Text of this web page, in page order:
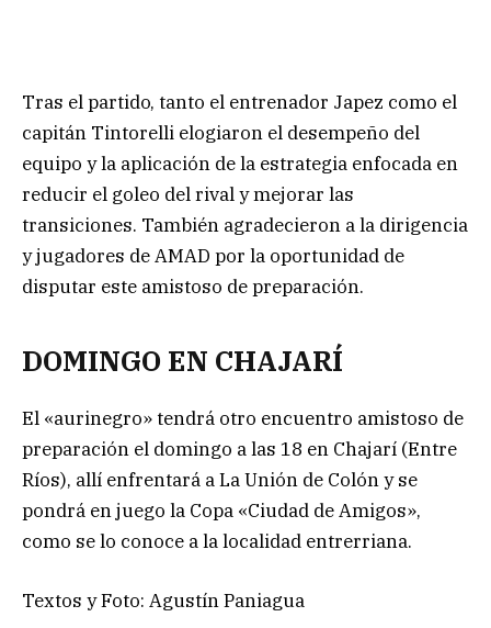
Tras el partido, tanto el entrenador Japez como el
capitán Tintorelli elogiaron el desempeño del
equipo y la aplicación de la estrategia enfocada en
reducir el goleo del rival y mejorar las
transiciones. También agradecieron a la dirigencia
y jugadores de AMAD por la oportunidad de
disputar este amistoso de preparación.
DOMINGO EN CHAJARÍ
El «aurinegro» tendrá otro encuentro amistoso de
preparación el domingo a las 18 en Chajarí (Entre
Ríos), allí enfrentará a La Unión de Colón y se
pondrá en juego la Copa «Ciudad de Amigos»,
como se lo conoce a la localidad entrerriana.
Textos y Foto: Agustín Paniagua